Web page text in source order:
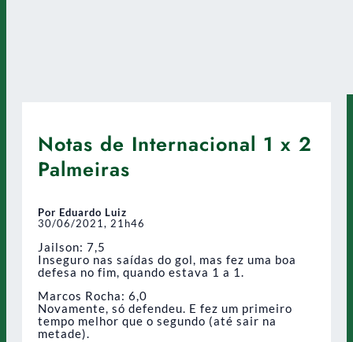
Notas de Internacional 1 x 2
Palmeiras
Por Eduardo Luiz
30/06/2021, 21h46
Jailson: 7,5
Inseguro nas saídas do gol, mas fez uma boa
defesa no fim, quando estava 1 a 1.
Marcos Rocha: 6,0
Novamente, só defendeu. E fez um primeiro
tempo melhor que o segundo (até sair na
metade).